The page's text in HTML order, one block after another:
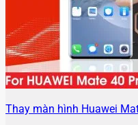
Thay màn hình Huawei